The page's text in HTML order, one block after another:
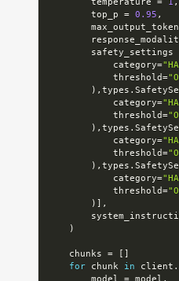
        top_p
= 0.95 ,
        safety_settings
            category
=
            threshold
=
) ,types .
            category
=
            threshold
=
) ,types .
            category
=
            threshold
=
) ,types .
            category
=
            threshold
=
) ] ,
)
    chunks
= [ ]
for chunk in client .